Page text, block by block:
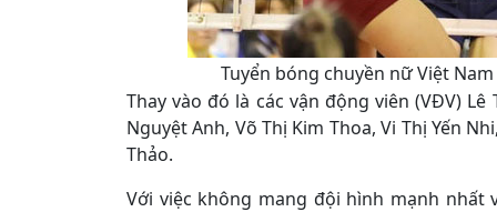
Tuyển bóng chuyền nữ Việt
Thay vào đó là các vận động viên (VĐV)
Nguyệt Anh, Võ Thị Kim Thoa, Vi Thị Yến
Thảo.
Với việc không mang đội hình mạnh